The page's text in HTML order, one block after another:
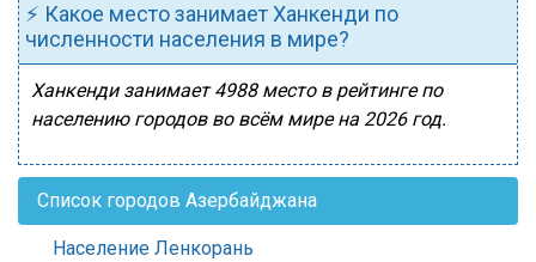
⚡ Какое место занимает Ханкенди по
численности населения в мире?
Ханкенди занимает 4988 место в рейтинге по
населению городов во всём мире на 2026 год.
Список городов Азербайджана
Население Ленкорань